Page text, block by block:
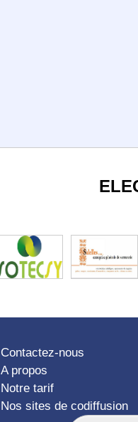
Contactez-nous
A propos
Notre tarif
Nos sites de codiffusion